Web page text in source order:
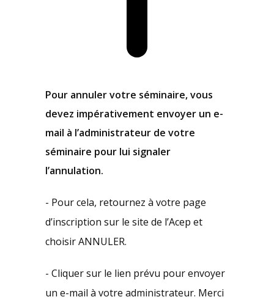
Pour annuler votre séminaire, vous
devez impérativement envoyer un e-
mail à l’administrateur de votre
séminaire pour lui signaler
l’annulation.
- Pour cela, retournez à votre page
d’inscription sur le site de l’Acep et
choisir ANNULER.
- Cliquer sur le lien prévu pour envoyer
un e-mail à votre administrateur. Merci